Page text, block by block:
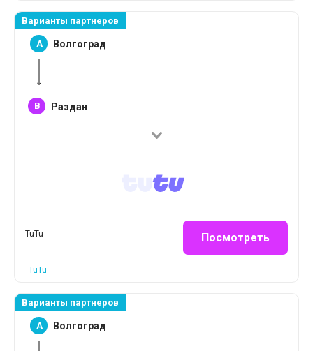
Варианты партнеров
A Волгоград
B Раздан
TuTu Посмотреть
TuTu
Варианты партнеров
A Волгоград